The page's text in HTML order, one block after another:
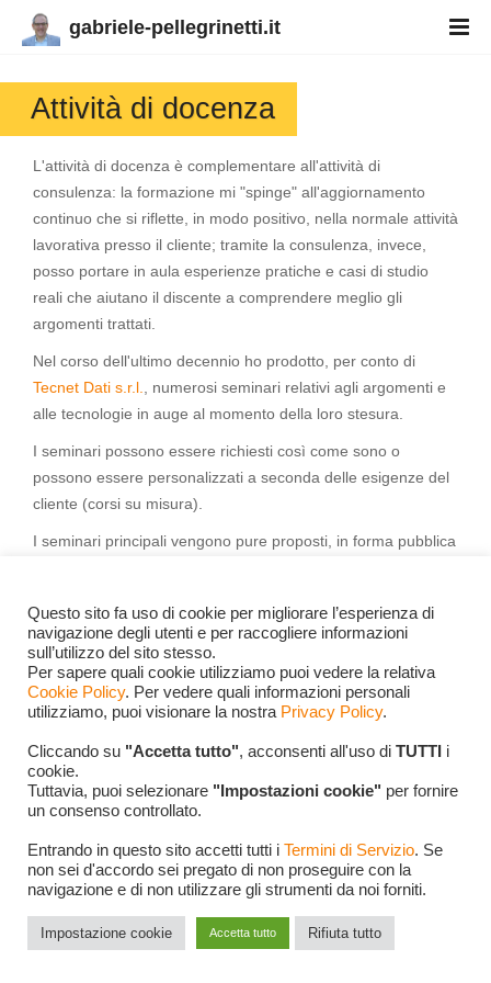
gabriele-pellegrinetti.it
Attività di docenza
L'attività di docenza è complementare all'attività di
consulenza: la formazione mi "spinge" all'aggiornamento
continuo che si riflette, in modo positivo, nella normale attività
lavorativa presso il cliente; tramite la consulenza, invece,
posso portare in aula esperienze pratiche e casi di studio
reali che aiutano il discente a comprendere meglio gli
argomenti trattati.
Nel corso dell'ultimo decennio ho prodotto, per conto di
Tecnet Dati s.r.l.
, numerosi seminari relativi agli argomenti e
alle tecnologie in auge al momento della loro stesura.
I seminari possono essere richiesti così come sono o
possono essere personalizzati a seconda delle esigenze del
cliente (corsi su misura).
I seminari principali vengono pure proposti, in forma pubblica
erogazione degli stessi contattareTecnet Dati s.r.l.
Questo sito fa uso di cookie per migliorare l’esperienza di
navigazione degli utenti e per raccogliere informazioni
sull’utilizzo del sito stesso.
Per sapere quali cookie utilizziamo puoi vedere la relativa
Cookie Policy. Per vedere quali informazioni personali
utilizziamo, puoi visionare la nostra Privacy Policy.
Cliccando su "Accetta tutto", acconsenti all'uso di TUTTI i
cookie.
Tuttavia, puoi selezionare "Impostazioni cookie" per fornire
un consenso controllato.
Entrando in questo sito accetti tutti i Termini di Servizio. Se
non sei d'accordo sei pregato di non proseguire con la
navigazione e di non utilizzare gli strumenti da noi forniti.
Impostazione cookie Accetta tutto Rifiuta tutto